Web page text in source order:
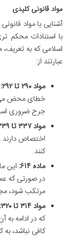
مواد قانونی کلیدی
آشنایی با مواد
با استنادات محکم
اسلامی که به
عبارتند از:
مواد ۲۹۰ تا ۲۹۲:
خطای محض می
جرح ضروری
مواد ۳۳۷ تا ۳۳۹:
اختصاص
کنند.
ماده ۶۱۴:
این
در صورتی که
مرتکب شود،
مواد ۳۱۴ تا ۳۲۰:
که در ادامه به
کافی نباشد، به